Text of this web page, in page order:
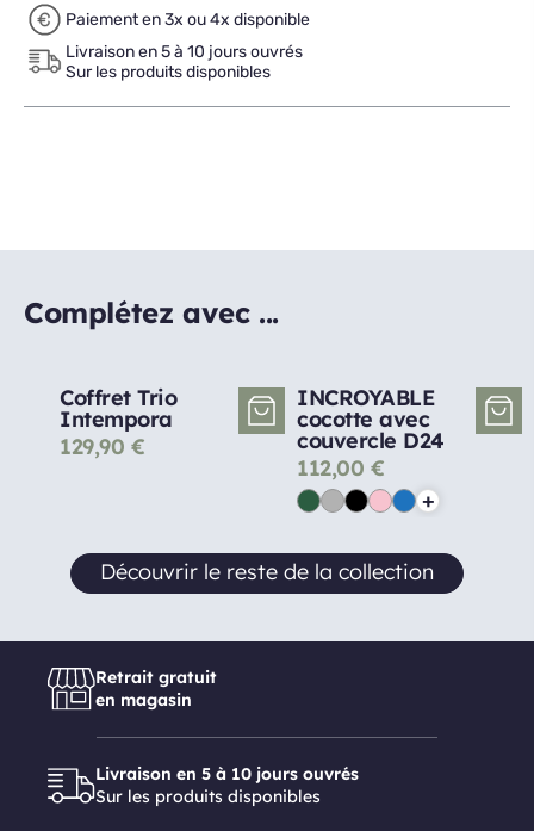
Paiement en 3x ou 4x disponible
Livraison en 5 à 10 jours ouvrés
Sur les produits disponibles
Complétez avec ...
Coffret Trio
Intempora
129,90 €
INCROYABLE
cocotte avec
couvercle D24
112,00 €
+
Découvrir le reste de la collection
Retrait gratuit
en magasin
Livraison en 5 à 10 jours ouvrés
Sur les produits disponibles